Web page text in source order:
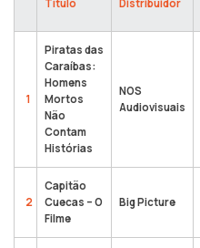
Título Distribuidor
1
Piratas das
Caraíbas:
Homens
Mortos
Não
Contam
Histórias
NOS
Audiovisuais
2
Capitão
Cuecas – O
Filme
Big Picture